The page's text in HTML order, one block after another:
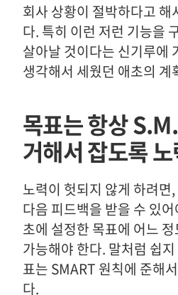
회사 상황이 절박하다고 해
다. 특히 이런 저런 기능을
살아날 것이다는 신기루에
생각해서 세웠던 애초의 계
목표는 항상
거해서 잡도록
노력이 헛되지 않게 하려면
다음 피드백을 받을 수 있
초에 설정한 목표에 어느
가능해야 한다. 말처럼 쉽
표는 SMART 원칙에 준해
다.